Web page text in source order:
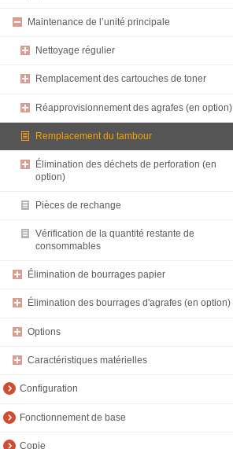
Maintenance de l’unité principale
Nettoyage régulier
Remplacement des cartouches de toner
Réapprovisionnement des agrafes (en option)
Remplacement du tambour
Élimination des déchets de perforation (en
option)
Pièces de rechange
Vérification de la quantité restante de
consommables
Élimination de bourrages papier
Élimination des bourrages d'agrafes (en option)
Options
Caractéristiques matérielles
Configuration
Fonctionnement de base
Copie